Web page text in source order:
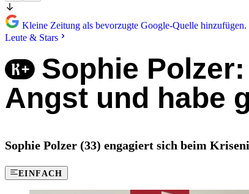
Kleine Zeitung als bevorzugte Google-Quelle hinzufügen.
Leute & Stars
Sophie
Angst und habe
Sophie Polzer (33) engagiert sich beim
EINFACH